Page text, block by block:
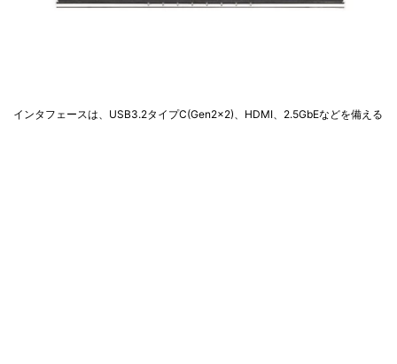
インタフェースは、USB3.2タイプC(Gen2x2)、HDMI、2.5GbEなどを備える